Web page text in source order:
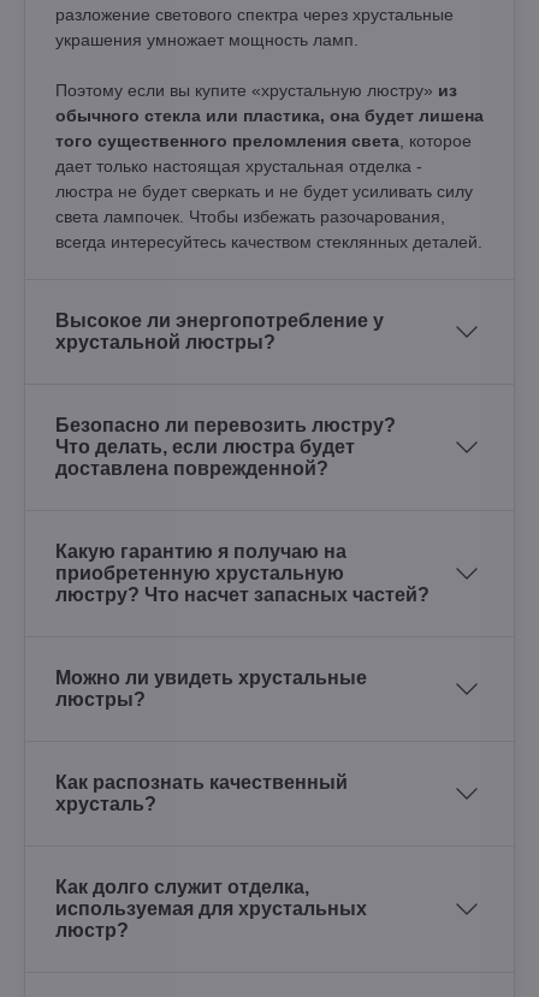
разложение светового спектра через хрустальные
украшения умножает мощность ламп.
Поэтому если вы купите «хрустальную люстру» из
обычного стекла или пластика, она будет лишена
того существенного преломления света , которое
дает только настоящая хрустальная отделка -
люстра не будет сверкать и не будет усиливать силу
света лампочек. Чтобы избежать разочарования,
всегда интересуйтесь качеством стеклянных деталей.
Высокое ли энергопотребление у
хрустальной люстры?
Безопасно ли перевозить люстру?
Что делать, если люстра будет
доставлена поврежденной?
Какую гарантию я получаю на
приобретенную хрустальную
люстру? Что насчет запасных частей?
Можно ли увидеть хрустальные
люстры?
Как распознать качественный
хрусталь?
Как долго служит отделка,
используемая для хрустальных
люстр?